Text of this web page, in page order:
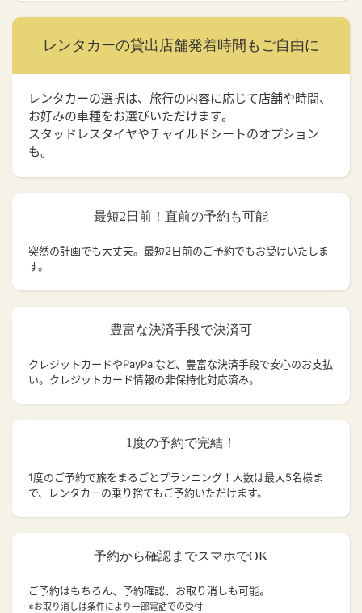
レンタカーの貸出店舗発着時間もご自由に
レンタカーの選択は、旅行の内容に応じて店舗や時間、
お好みの車種をお選びいただけます。
スタッドレスタイヤやチャイルドシートのオプション
も。
最短2日前！直前の予約も可能
突然の計画でも大丈夫。 最短2日前のご予約でもお受けいたしま
す。
豊富な決済手段で決済可
クレジットカードやPayPalなど、豊富な決済手段で安心のお支払
い。クレジットカード情報の非保持化対応済み。
1度の予約で完結！
1度のご予約で旅をまるごとプランニング！人数は最大5名様ま
で、レンタカーの乗り捨てもご予約いただけます。
予約から確認までスマホでOK
ご予約はもちろん、予約確認、お取り消しも可能。
※お取り消しは条件により一部電話での受付